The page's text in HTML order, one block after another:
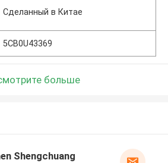
Сделанный в Китае
5CB0U43369
больше
Shengchuang